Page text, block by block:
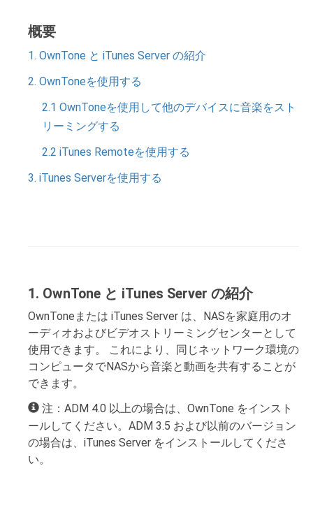
概要
1. OwnTone と iTunes Server の紹介
2. OwnToneを使用する
2.1 OwnToneを使用して他のデバイスに音楽をスト
リーミングする
2.2 iTunes Remoteを使用する
3. iTunes Serverを使用する
1. OwnTone と iTunes Server の紹介
OwnToneまたは iTunes Server は、NASを家庭用のオ
ーディオおよびビデオストリーミングセンターとして
使用できます。 これにより、同じネットワーク環境の
コンピュータでNASから音楽と動画を共有することが
できます。
注：ADM 4.0 以上の場合は、OwnTone をインスト
ールしてください。ADM 3.5 および以前のバージョン
の場合は、iTunes Server をインストールしてくださ
い。